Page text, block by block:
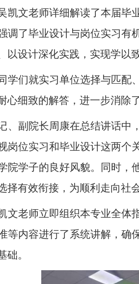
凯文老师详细解读了本届毕
调了毕业设计与岗位实习
以设计深化实践，实现学以
学们就实习单位选择与匹配
心细致的解答，进一步消除
、副院长周康在总结讲话中
岗位实习和毕业设计这两
院学子的良好风貌。同时
择有效衔接，为顺利走向社
文老师立即组织本专业全体
等内容进行了系统讲解，
础。